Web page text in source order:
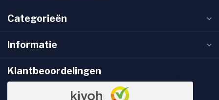
Categorieën
Informatie
Klantbeoordelingen